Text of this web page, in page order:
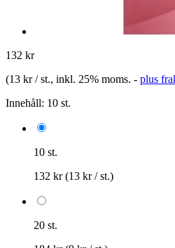
132 kr
(13 kr / st., inkl. 25% moms. - plus
Innehåll: 10 st.
10 st.
132 kr(13 kr / st.)
20 st.